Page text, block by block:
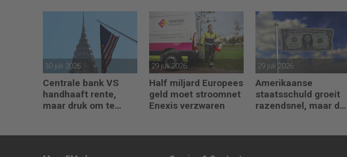
Capabel
30 juli 2026
Centrale bank VS
handhaaft rente,
maar druk om te
29 juli 2026
Half miljard Europees
geld moet stroomnet
Enexis verzwaren
29 juli 2026
Amerikaanse
staatsschuld groeit
razendsnel, maar dat